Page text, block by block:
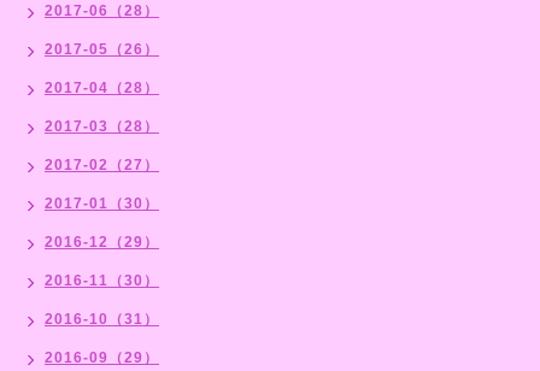
2017-06（28）
2017-05（26）
2017-04（28）
2017-03（28）
2017-02（27）
2017-01（30）
2016-12（29）
2016-11（30）
2016-10（31）
2016-09（29）